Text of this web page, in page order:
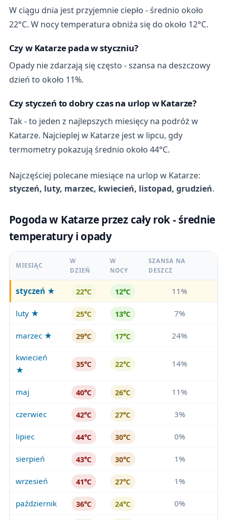
W ciągu dnia jest przyjemnie ciepło - średnio około
22°C. W nocy temperatura obniża się do około 12°C.
Czy w Katarze pada w styczniu?
Opady nie zdarzają się często - szansa na deszczowy
dzień to około 11%.
Czy styczeń to dobry czas na urlop w Katarze?
Tak - to jeden z najlepszych miesięcy na podróż w
Katarze. Najcieplej w Katarze jest w lipcu, gdy
termometry pokazują średnio około 44°C.
Najczęściej polecane miesiące na urlop w Katarze:
styczeń, luty, marzec, kwiecień, listopad, grudzień.
Pogoda w Katarze przez cały rok - średnie
temperatury i opady
MIESIĄC
W
DZIEŃ
W
NOCY
SZANSA NA
DESZCZ
styczeń ★ 22℃ 12℃ 11%
luty ★ 25℃ 13℃ 7%
marzec ★ 29℃ 17℃ 24%
kwiecień
★
35℃ 22℃ 14%
maj 40℃ 26℃ 11%
czerwiec 42℃ 27℃ 3%
lipiec 44℃ 30℃ 0%
sierpień 43℃ 30℃ 1%
wrzesień 41℃ 27℃ 1%
październik 36℃ 24℃ 0%